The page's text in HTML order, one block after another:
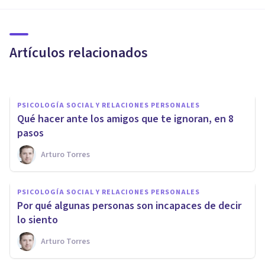
Artículos relacionados
detectarlo)
PSICOLOGÍA SOCIAL Y RELACIONES PERSONALES
Qué hacer ante los amigos que te ignoran, en 8
pasos
Arturo Torres
PSICOLOGÍA SOCIAL Y RELACIONES PERSONALES
Por qué algunas personas son incapaces de decir
lo siento
Arturo Torres
PSICOLOGÍA SOCIAL Y RELACIONES PERSONALES
Cómo hablar con tu ex después
de un tiempo separados: 8
consejos
Arturo Torres